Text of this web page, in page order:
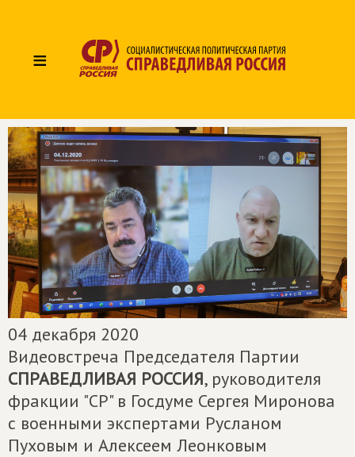
≡
04 декабря 2020
Видеовстреча Председателя Партии
СПРАВЕДЛИВАЯ РОССИЯ, руководителя
фракции "СР" в Госдуме Сергея Миронова
с военными экспертами Русланом
Пуховым и Алексеем Леонковым